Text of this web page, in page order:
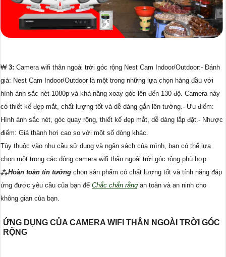
₩ 3: Camera wifi thân ngoài trời góc rộng Nest Cam Indoor/Outdoor:- Đánh
giá: Nest Cam Indoor/Outdoor là một trong những lựa chọn hàng đầu với
hình ảnh sắc nét 1080p và khả năng xoay góc lên đến 130 độ. Camera này
có thiết kế đẹp mắt, chất lượng tốt và dễ dàng gắn lên tường.- Ưu điểm:
Hình ảnh sắc nét, góc quay rộng, thiết kế đẹp mắt, dễ dàng lắp đặt.- Nhược
điểm: Giá thành hơi cao so với một số dòng khác.
Tùy thuộc vào nhu cầu sử dụng và ngân sách của mình, bạn có thể lựa
chọn một trong các dòng camera wifi thân ngoài trời góc rộng phù hợp.
⁂Hoàn toàn tin tưởng chọn sản phẩm có chất lượng tốt và tính năng đáp
ứng được yêu cầu của bạn để Chắc chắn rằng an toàn và an ninh cho
không gian của bạn.
ỨNG DỤNG CỦA CAMERA WIFI THÂN NGOÀI TRỜI GÓC
RỘNG